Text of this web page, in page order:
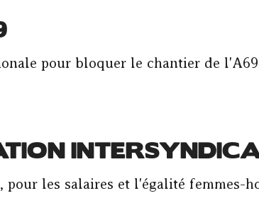
pour bloquer le chantier de l'A69
pour les salaires et l'égalité femmes-